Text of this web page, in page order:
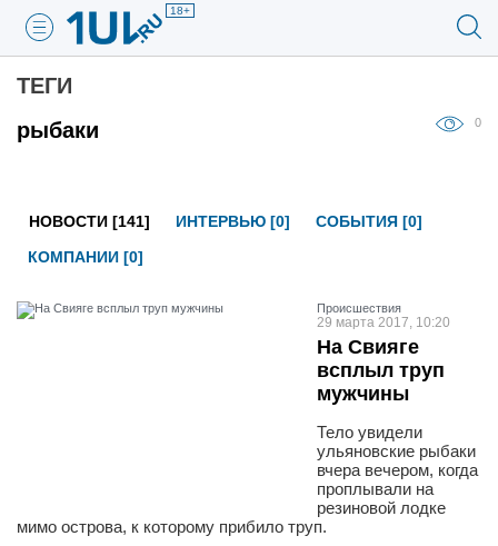
18+
ТЕГИ
рыбаки
0
НОВОСТИ [141] ИНТЕРВЬЮ [0]
СОБЫТИЯ [0]
КОМПАНИИ [0]
Проиcшествия
29 марта 2017, 10:20
На Свияге
всплыл труп
мужчины
Тело увидели
ульяновские рыбаки
вчера вечером, когда
проплывали на
резиновой лодке
мимо острова, к которому прибило труп.